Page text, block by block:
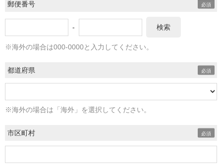
郵便番号
- 検索
※海外の場合は000-0000と入力してください。
都道府県
※海外の場合は「海外」を選択してください。
市区町村